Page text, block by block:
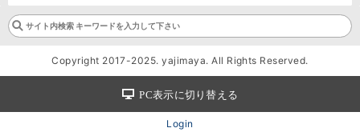
Copyright 2017-2025. yajimaya. All Rights Reserved.
PC表示に切り替える
Login